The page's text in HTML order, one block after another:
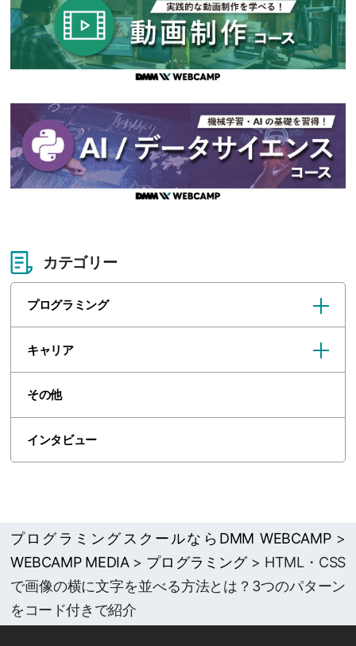
カテゴリー
プログラミング
キャリア
その他
インタビュー
プログラミングスクールならDMM WEBCAMP>
WEBCAMP MEDIA> プログラミング> HTML・CSS
で画像の横に文字を並べる方法とは？3つのパターン
をコード付きで紹介